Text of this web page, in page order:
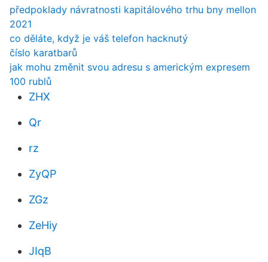
předpoklady návratnosti kapitálového trhu bny mellon
2021
co děláte, když je váš telefon hacknutý
číslo karatbarů
jak mohu změnit svou adresu s americkým expresem
100 rublů
ZHX
Qr
rz
ZyQP
ZGz
ZeHiy
JIqB